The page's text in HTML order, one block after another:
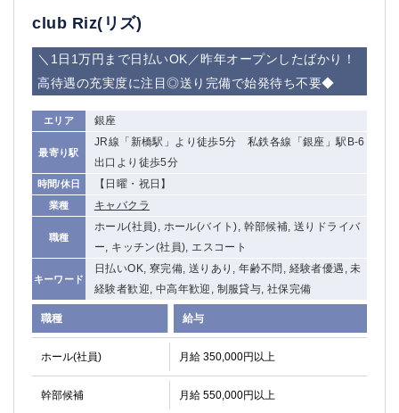
club Riz(リズ)
＼1日1万円まで日払いOK／昨年オープンしたばかり！
高待遇の充実度に注目◎送り完備で始発待ち不要◆
エリア 銀座
最寄り駅
JR線「新橋駅」より徒歩5分 私鉄各線「銀座」駅B-6
出口より徒歩5分
時間/休日 【日曜・祝日】
業種 キャバクラ
職種
ホール(社員), ホール(バイト), 幹部候補, 送りドライバ
ー, キッチン(社員), エスコート
キーワード
日払いOK, 寮完備, 送りあり, 年齢不問, 経験者優遇, 未
経験者歓迎, 中高年歓迎, 制服貸与, 社保完備
職種 給与
ホール(社員) 月給 350,000円以上
幹部候補 月給 550,000円以上
①六本木 ②西麻布
赤坂
高円寺
蒲田東口
多摩センター
立川（南口）
西葛西
中野
府中
ひばりヶ丘（北口）
吉祥寺（南口／公園口） 小作・羽村・福生エリア
自由が丘
吉祥寺（北口／東口）
錦糸町南口
下北沢・経堂
金町（北口）
成増駅徒歩3分の好立地！①JR埼京線「赤羽駅」から徒歩2分 ②東
三軒茶屋（南口）
①歌舞伎町 ②新宿 ③新宿三丁目 ④西
①歌舞伎町 ②新宿 ③西部新宿 ③東新宿
①歌舞伎町 ②新宿
蒲田(西口)
清瀬（南口）